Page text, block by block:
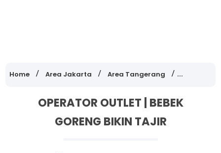
Home Area Jakarta Area Tangerang Lowongan
OPERATOR OUTLET | BEBEK
GORENG BIKIN TAJIR